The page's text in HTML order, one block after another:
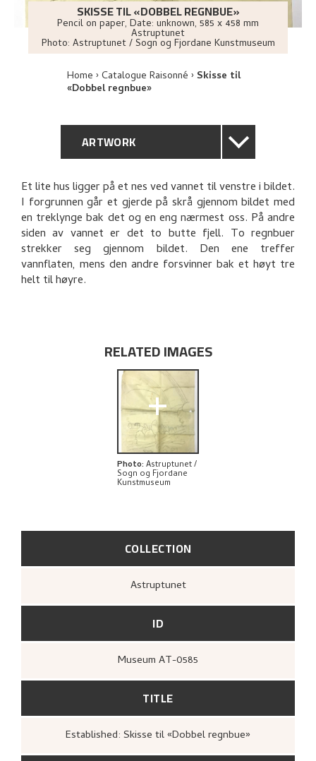
SKISSE TIL «DOBBEL REGNBUE»
Pencil on paper, Date: unknown, 585 x 458 mm
Astruptunet
Photo: Astruptunet / Sogn og Fjordane Kunstmuseum
Home Catalogue Raisonné Skisse til
«Dobbel regnbue»
ARTWORK
GENERAL DESCRIPTION
TECHNICAL DESCRIPTION
PROVENANCE
RELATED ARTWORKS
COLLECTION
Astruptunet
ID
Museum AT-0585
TITLE
Established: Skisse til «Dobbel regnbue»
Et lite hus ligger på et nes ved vannet til venstre i bildet.
I forgrunnen går et gjerde på skrå gjennom bildet med
en treklynge bak det og en eng nærmest oss. På andre
siden av vannet er det to butte fjell. To regnbuer
strekker seg gjennom bildet. Den ene treffer
vannflaten, mens den andre forsvinner bak et høyt tre
helt til høyre.
RELATED IMAGES
+
Photo: Astruptunet /
Sogn og Fjordane
Kunstmuseum